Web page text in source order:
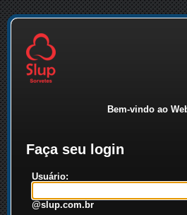
Bem-vindo ao
Faça seu login
Usuário:
@slup.com.br